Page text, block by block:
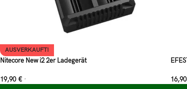
AUSVERKAUFT!
Nitecore New i2 2er Ladegerät
19,90 € * 16,90